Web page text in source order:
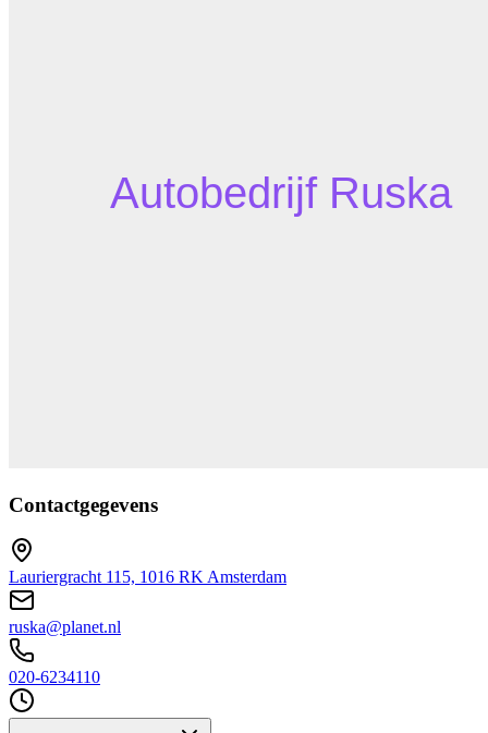
Contactgegevens
Lauriergracht 115, 1016 RK Amsterdam
ruska@planet.nl
020-6234110